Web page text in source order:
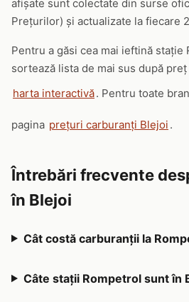
afișate sunt colectate din surse
Prețurilor) și actualizate la fiecare
Pentru a găsi cea mai ieftină stație
sortează lista de mai sus după
harta interactivă. Pentru toate
pagina prețuri carburanți Blejoi .
Întrebări frecvente
în Blejoi
Cât costă carburanții la
Câte stații Rompetrol sunt în